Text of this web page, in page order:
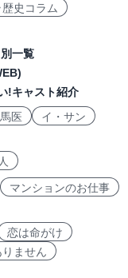
史コラム
一覧
!キャスト紹介
馬医
イ・サン
マンションのお仕事
恋は命がけ
ません